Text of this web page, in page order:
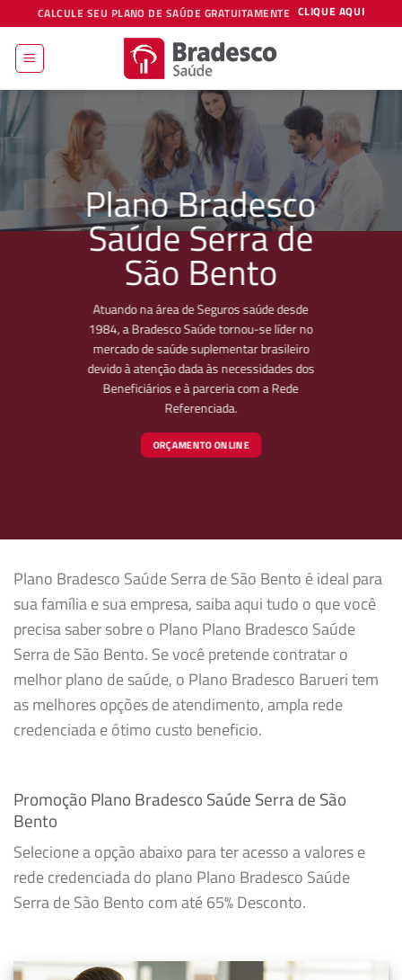
to
content
CALCULE SEU PLANO DE SAÚDE GRATUITAMENTE CLIQUE AQUI
Plano Bradesco
Saúde Serra de
São Bento
Atuando na área de Seguros saúde desde
1984, a Bradesco Saúde tornou-se líder no
mercado de saúde suplementar brasileiro
devido à atenção dada às necessidades dos
Beneficiários e à parceria com a Rede
Referenciada.
ORÇAMENTO ONLINE
Plano Bradesco Saúde Serra de São Bento é ideal para
sua família e sua empresa, saiba aqui tudo o que você
precisa saber sobre o Plano Plano Bradesco Saúde
Serra de São Bento. Se você pretende contratar o
melhor plano de saúde, o Plano Bradesco Barueri tem
as melhores opções de atendimento, ampla rede
credenciada e ótimo custo beneficio.
Promoção Plano Bradesco Saúde Serra de São
Bento
Selecione a opção abaixo para ter acesso a valores e
rede credenciada do plano Plano Bradesco Saúde
Serra de São Bento com até 65% Desconto.